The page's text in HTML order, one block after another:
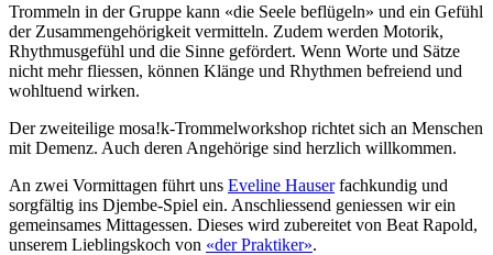
Trommeln in der Gruppe kann «die Seele beflügeln» und ein Gefühl
der Zusammengehörigkeit vermitteln. Zudem werden Motorik,
Rhythmusgefühl und die Sinne gefördert. Wenn Worte und Sätze
nicht mehr fliessen, können Klänge und Rhythmen befreiend und
wohltuend wirken.
Der zweiteilige mosa!k-Trommelworkshop richtet sich an Menschen
mit Demenz. Auch deren Angehörige sind herzlich willkommen.
An zwei Vormittagen führt uns Eveline Hauserfachkundig und
sorgfältig ins Djembe-Spiel ein. Anschliessend geniessen wir ein
gemeinsames Mittagessen. Dieses wird zubereitet von Beat Rapold,
unserem Lieblingskoch von «der Praktiker».